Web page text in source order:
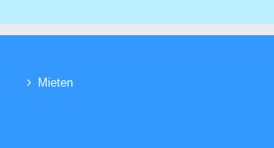
Mieten